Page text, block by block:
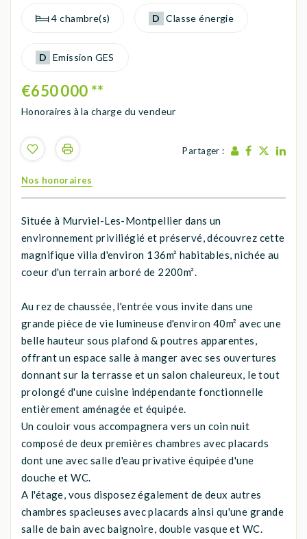
4 chambre(s) D Classe énergie
D Emission GES
€650 000 **
Honoraires à la charge du vendeur
Partager :
Nos honoraires
Située à Murviel-Les-Montpellier dans un
environnement priviliégié et préservé, découvrez cette
magnifique villa d'environ 136m² habitables, nichée au
coeur d'un terrain arboré de 2200m².
Au rez de chaussée, l'entrée vous invite dans une
grande pièce de vie lumineuse d'environ 40m² avec une
belle hauteur sous plafond & poutres apparentes,
offrant un espace salle à manger avec ses ouvertures
donnant sur la terrasse et un salon chaleureux, le tout
prolongé d'une cuisine indépendante fonctionnelle
entièrement aménagée et équipée.
Un couloir vous accompagnera vers un coin nuit
composé de deux premières chambres avec placards
dont une avec salle d'eau privative équipée d'une
douche et WC.
A l'étage, vous disposez également de deux autres
chambres spacieuses avec placards ainsi qu'une grande
salle de bain avec baignoire, double vasque et WC.